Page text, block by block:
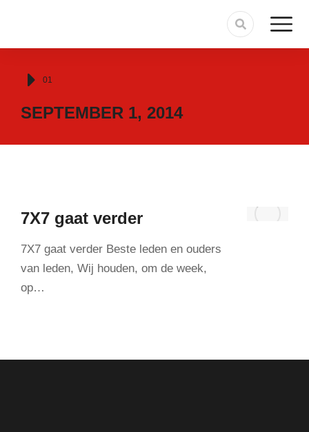
Je bent hier:
01
SEPTEMBER 1, 2014
7X7 gaat verder
7X7 gaat verder Beste leden en ouders
van leden, Wij houden, om de week,
op…